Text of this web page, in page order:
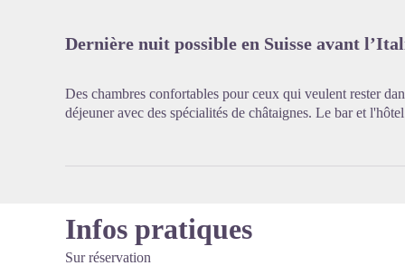
Dernière nuit possible en Suisse avant
Des chambres confortables pour ceux qui veulent rester
déjeuner avec des spécialités de châtaignes. Le bar et
Infos pratiques
Sur réservation